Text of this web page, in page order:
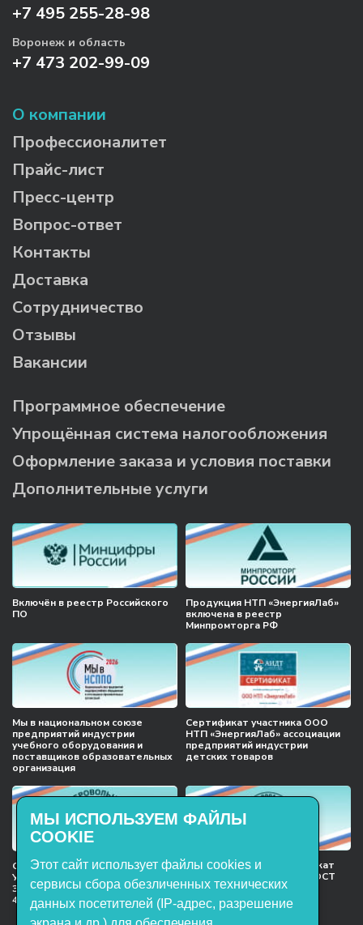
+7 495 255-28-98
Воронеж и область
+7 473 202-99-09
О компании
Профессионалитет
Прайс-лист
Пресс-центр
Вопрос-ответ
Контакты
Доставка
Сотрудничество
Отзывы
Вакансии
Программное обеспечение
Упрощённая система налогообложения
Оформление заказа и условия поставки
Дополнительные услуги
Включён в реестр Российского
ПО
Продукция НТП «ЭнергияЛаб»
включена в реестр
Минпромторга РФ
Мы в национальном союзе
предприятий индустрии
учебного оборудования и
поставщиков образовательных
организация
Сертификат участника ООО
НТП «ЭнергияЛаб» ассоциации
предприятий индустрии
детских товаров
Сертификат соответствия
Учебное оборудование, марки
ЭнергияЛаб ТУ 32.99.53–001–
47627947–2021 Серийный выпуск
Международный сертификат
менеджмента качества ГОСТ
ISO 9001:2015
МЫ ИСПОЛЬЗУЕМ ФАЙЛЫ
COOKIE
Этот сайт использует файлы cookies и
сервисы сбора обезличенных технических
данных посетителей (IP-адрес, разрешение